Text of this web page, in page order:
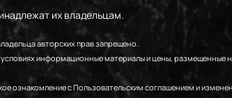
их владельцам.
авторских прав запрещено.
информационные материалы и цены, размещенные
ознакомление с Пользовательским соглашением и